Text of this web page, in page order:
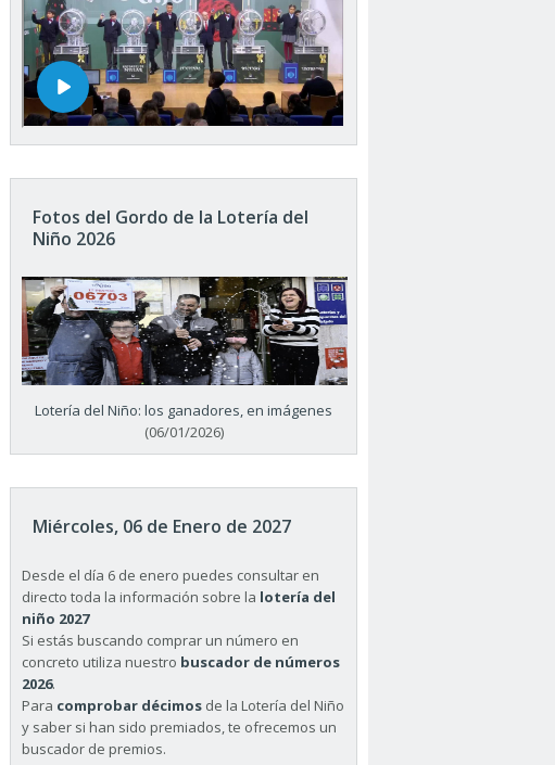
Fotos del Gordo de la Lotería del
Niño 2026
Lotería del Niño: los ganadores, en imágenes
(06/01/2026)
Miércoles, 06 de Enero de 2027
Desde el día 6 de enero puedes consultar en
directo toda la información sobre la lotería del
niño 2027
Si estás buscando comprar un número en
concreto utiliza nuestro buscador de números
2026.
Para comprobar décimos de la Lotería del Niño
y saber si han sido premiados, te ofrecemos un
buscador de premios.